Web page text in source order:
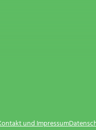
und Impressum